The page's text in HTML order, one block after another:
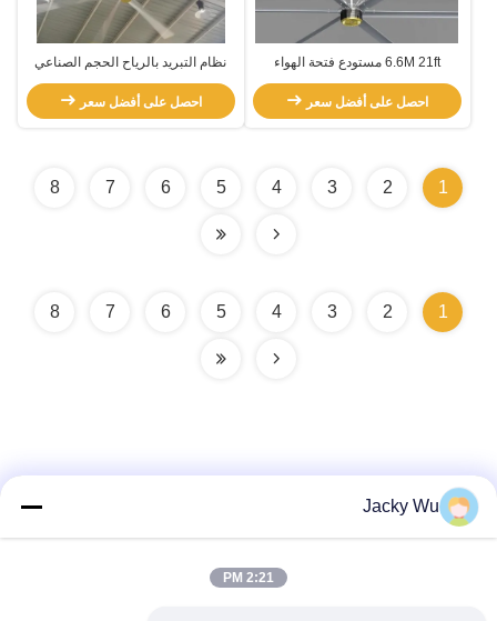
6.6M 21ft مستودع فتحة الهواء
الهوائية الكبيرة هوائيات مروحة مع
محرك PMSM
احصل على أفضل سعر
نظام التبريد بالرياح الحجم الصناعي
المروحة الخارجية الكبيرة HVLS
احصل على أفضل سعر
1
2
3
4
5
6
7
8
1
2
3
4
5
6
7
8
Jacky Wu
2:21 PM